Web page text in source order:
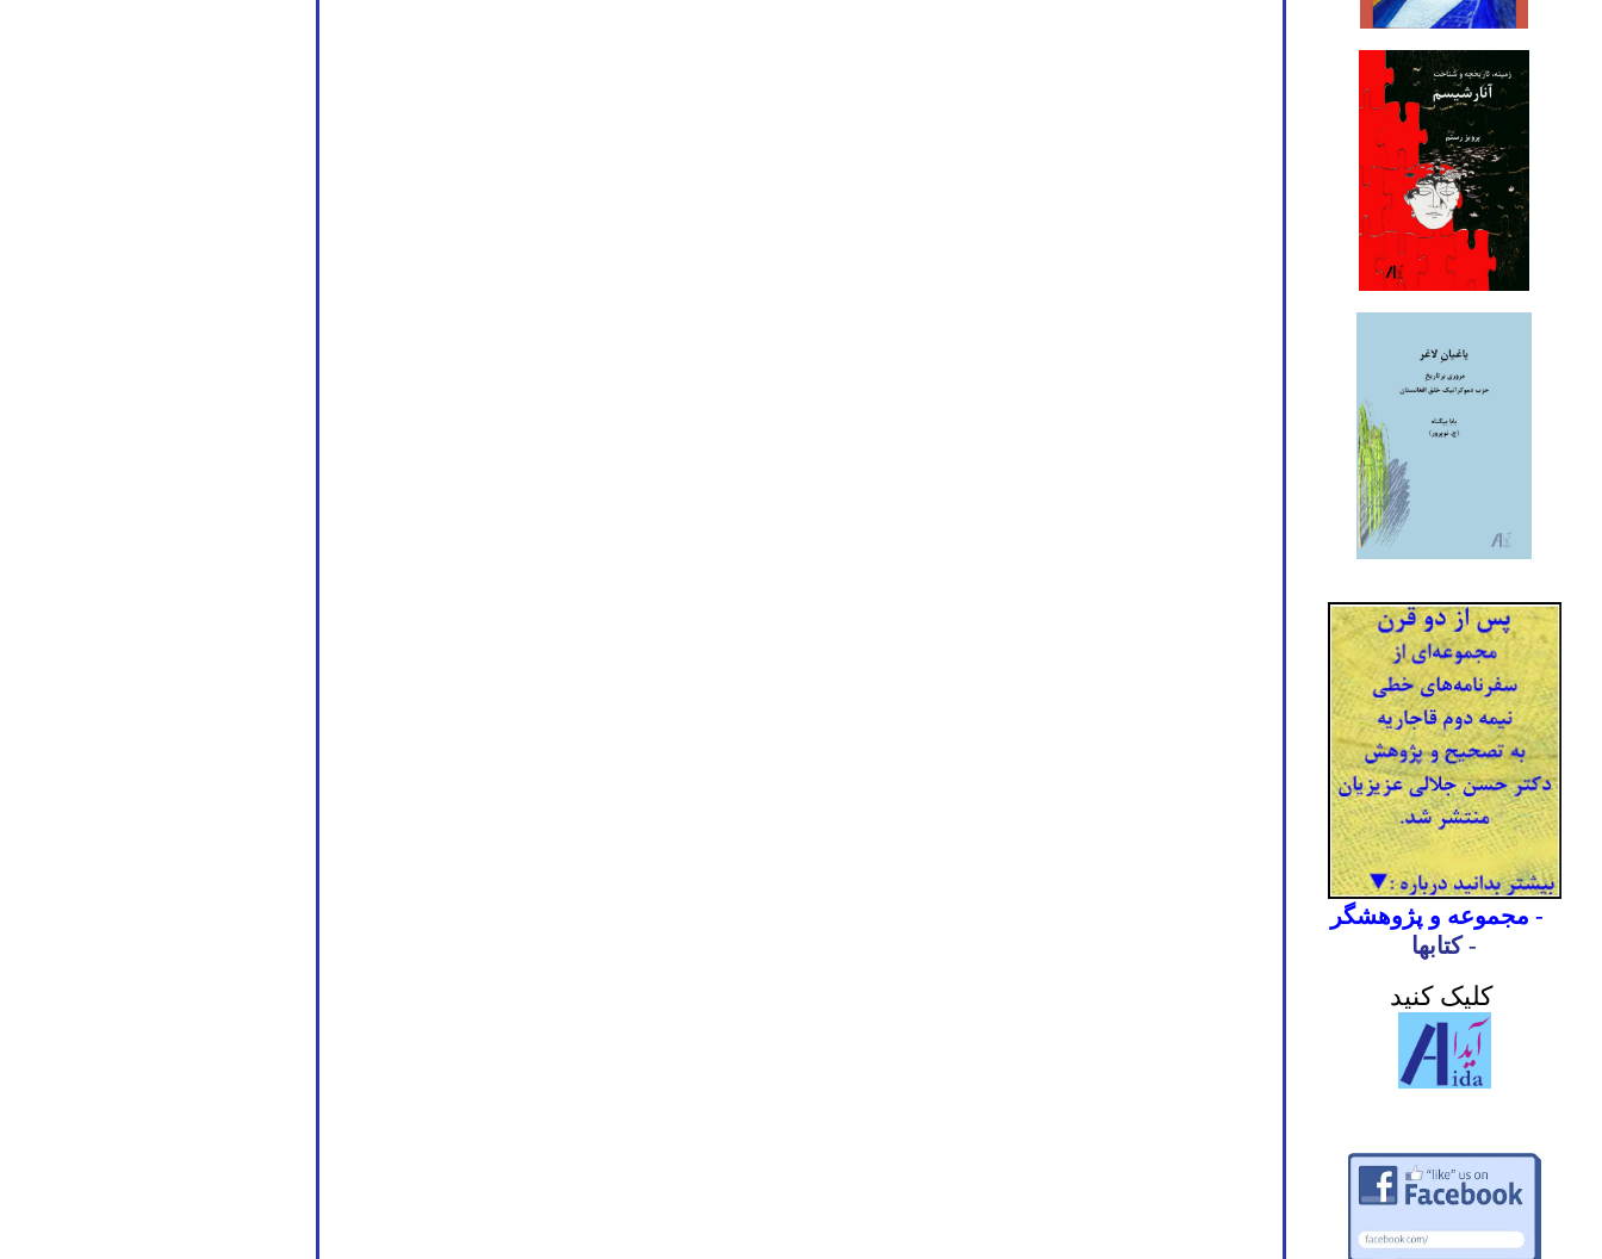
- مجموعه و پژوهشگر
- کتابها
کلیک کنید